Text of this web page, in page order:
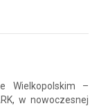
Wielkopolskim –
w nowoczesnej